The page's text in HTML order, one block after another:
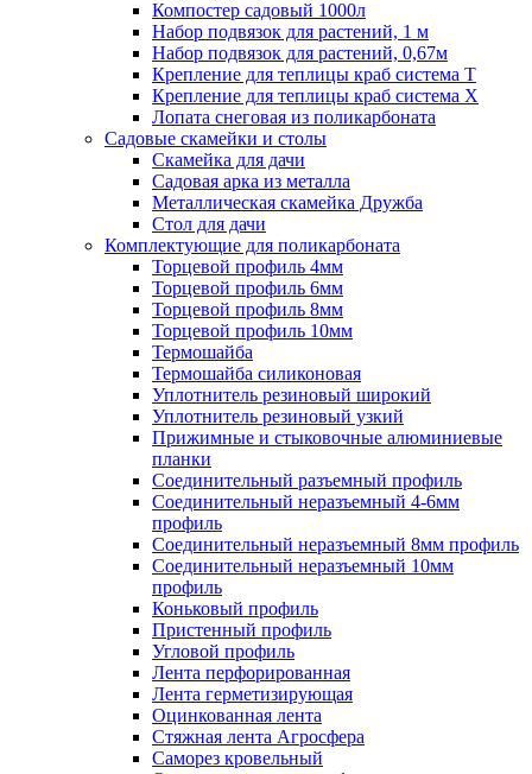
Компостер садовый 1000л
Набор подвязок для растений, 1 м
Набор подвязок для растений, 0,67м
Крепление для теплицы краб система Т
Крепление для теплицы краб система Х
Лопата снеговая из поликарбоната
Садовые скамейки и столы
Скамейка для дачи
Садовая арка из металла
Металлическая скамейка Дружба
Стол для дачи
Комплектующие для поликарбоната
Торцевой профиль 4мм
Торцевой профиль 6мм
Торцевой профиль 8мм
Торцевой профиль 10мм
Термошайба
Термошайба силиконовая
Уплотнитель резиновый широкий
Уплотнитель резиновый узкий
Прижимные и стыковочные алюминиевые
планки
Соединительный разъемный профиль
Соединительный неразъемный 4-6мм
профиль
Соединительный неразъемный 8мм профиль
Соединительный неразъемный 10мм
профиль
Коньковый профиль
Пристенный профиль
Угловой профиль
Лента перфорированная
Лента герметизирующая
Оцинкованная лента
Стяжная лента Агросфера
Саморез кровельный